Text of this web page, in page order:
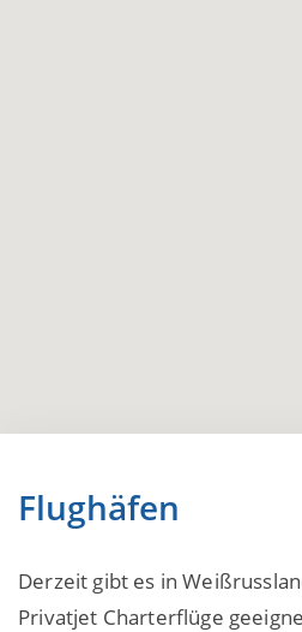
Flughäfen
Derzeit gibt es in
Privatjet Charterflüge